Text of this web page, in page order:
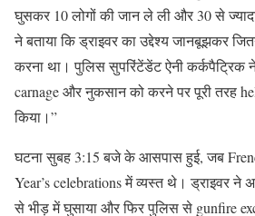
घुसकर 10 लोगों की जान ले ली और 30 से
ने बताया कि ड्राइवर का उद्देश्य जानबूझकर
करना था। पुलिस सुपरिंटेंडेंट ऐनी कर्कपैट्रिक
carnage और नुकसान को करने पर पूरी तरह
किया।”
घटना सुबह 3:15 बजे के आसपास हुई, जब
Year’s celebrations में व्यस्त थे। ड्राइवर ने
से भीड़ में घुसाया और फिर पुलिस से gunfire